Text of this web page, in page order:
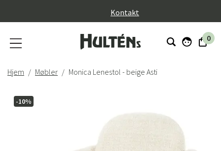
Kontakt
0
Hjem Møbler Monica Lenestol - beige Asti
-10%